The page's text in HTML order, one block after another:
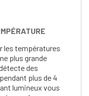
les températures
plus grande
des
plus de 4
lumineux vous